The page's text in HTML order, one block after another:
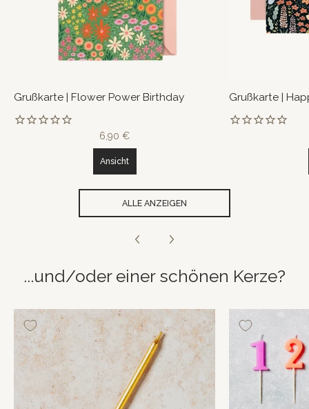
Grußkarte | Flower Power Birthday
6,90 €
Ansicht
Grußkarte |
ALLE ANZEIGEN
...und/oder einer schönen Kerze?